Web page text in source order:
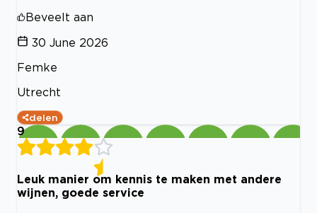
Beveelt aan
30 June 2026
Femke
Utrecht
delen
9
Leuk manier om kennis te maken met andere
wijnen, goede service